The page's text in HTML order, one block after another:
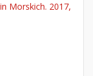
Morskich. 2017,